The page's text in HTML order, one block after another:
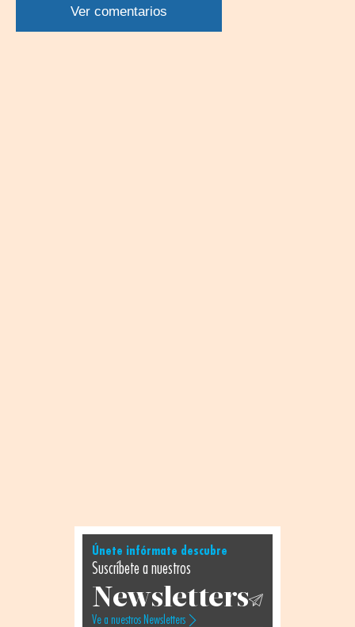
WhatsApp
TwitterFacebookLinkedin
Ver comentarios
Únete infórmate descubre
Suscríbete a nuestros
Newsletters
Ve a nuestros Newsletters